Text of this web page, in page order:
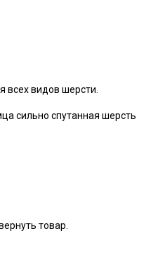
всех видов шерсти.
сильно спутанная шерсть
товар.